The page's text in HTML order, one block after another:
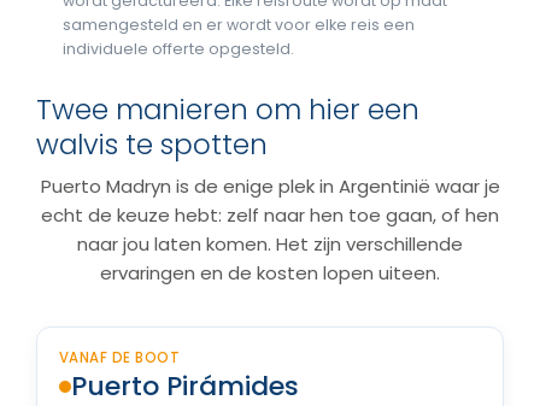
samengesteld en er wordt voor elke reis een
individuele offerte opgesteld.
Twee manieren om hier een
walvis te spotten
Puerto Madryn is de enige plek in Argentinië waar je
echt de keuze hebt: zelf naar hen toe gaan, of hen
naar jou laten komen. Het zijn verschillende
ervaringen en de kosten lopen uiteen.
VANAF DE BOOT
Puerto Pirámides